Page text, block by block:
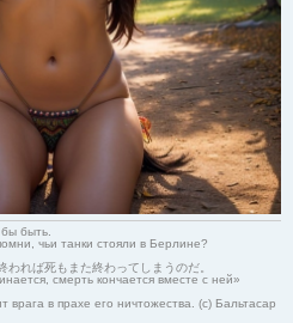
быть.
чьи танки стояли в Берлине?
れば死もまた終わってしまうのだ。
смерть кончается вместе с ней»
в прахе его ничтожества. (с) Бальтасар